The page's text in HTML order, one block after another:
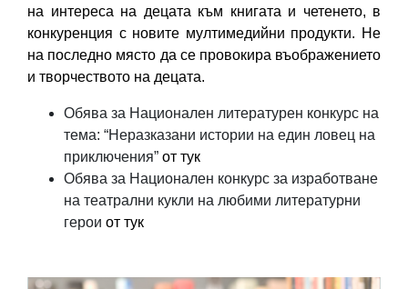
на интереса на децата към книгата и четенето, в
конкуренция с новите мултимедийни продукти. Не
на последно място да се провокира въображението
и творчеството на децата.
Обява за Национален литературен конкурс на
тема: “Неразказани истории на един ловец на
приключения” от тук
Обява за Национален конкурс за изработване
на театрални кукли на любими литературни
герои от тук